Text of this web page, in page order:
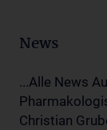
News
...Alle News
Christian